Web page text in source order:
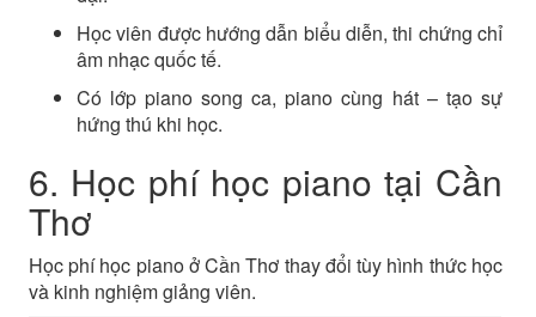
Học viên được hướng dẫn biểu diễn, thi chứng chỉ
âm nhạc quốc tế.
Có lớp piano song ca, piano cùng hát – tạo sự
hứng thú khi học.
6. Học phí học piano tại Cần
Thơ
Học phí học piano ở Cần Thơ thay đổi tùy hình thức học
và kinh nghiệm giảng viên.